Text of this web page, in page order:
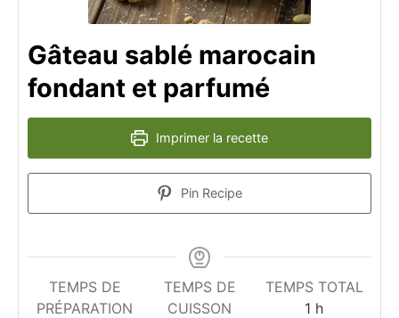
Gâteau sablé marocain
fondant et parfumé
Imprimer la recette
Pin Recipe
TEMPS DE
PRÉPARATION
TEMPS DE
CUISSON
TEMPS TOTAL
1 heure
h